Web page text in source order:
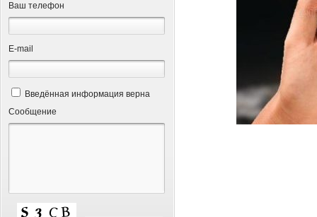
Ваш телефон
Е-mail
Введённая информация верна
Сообщение